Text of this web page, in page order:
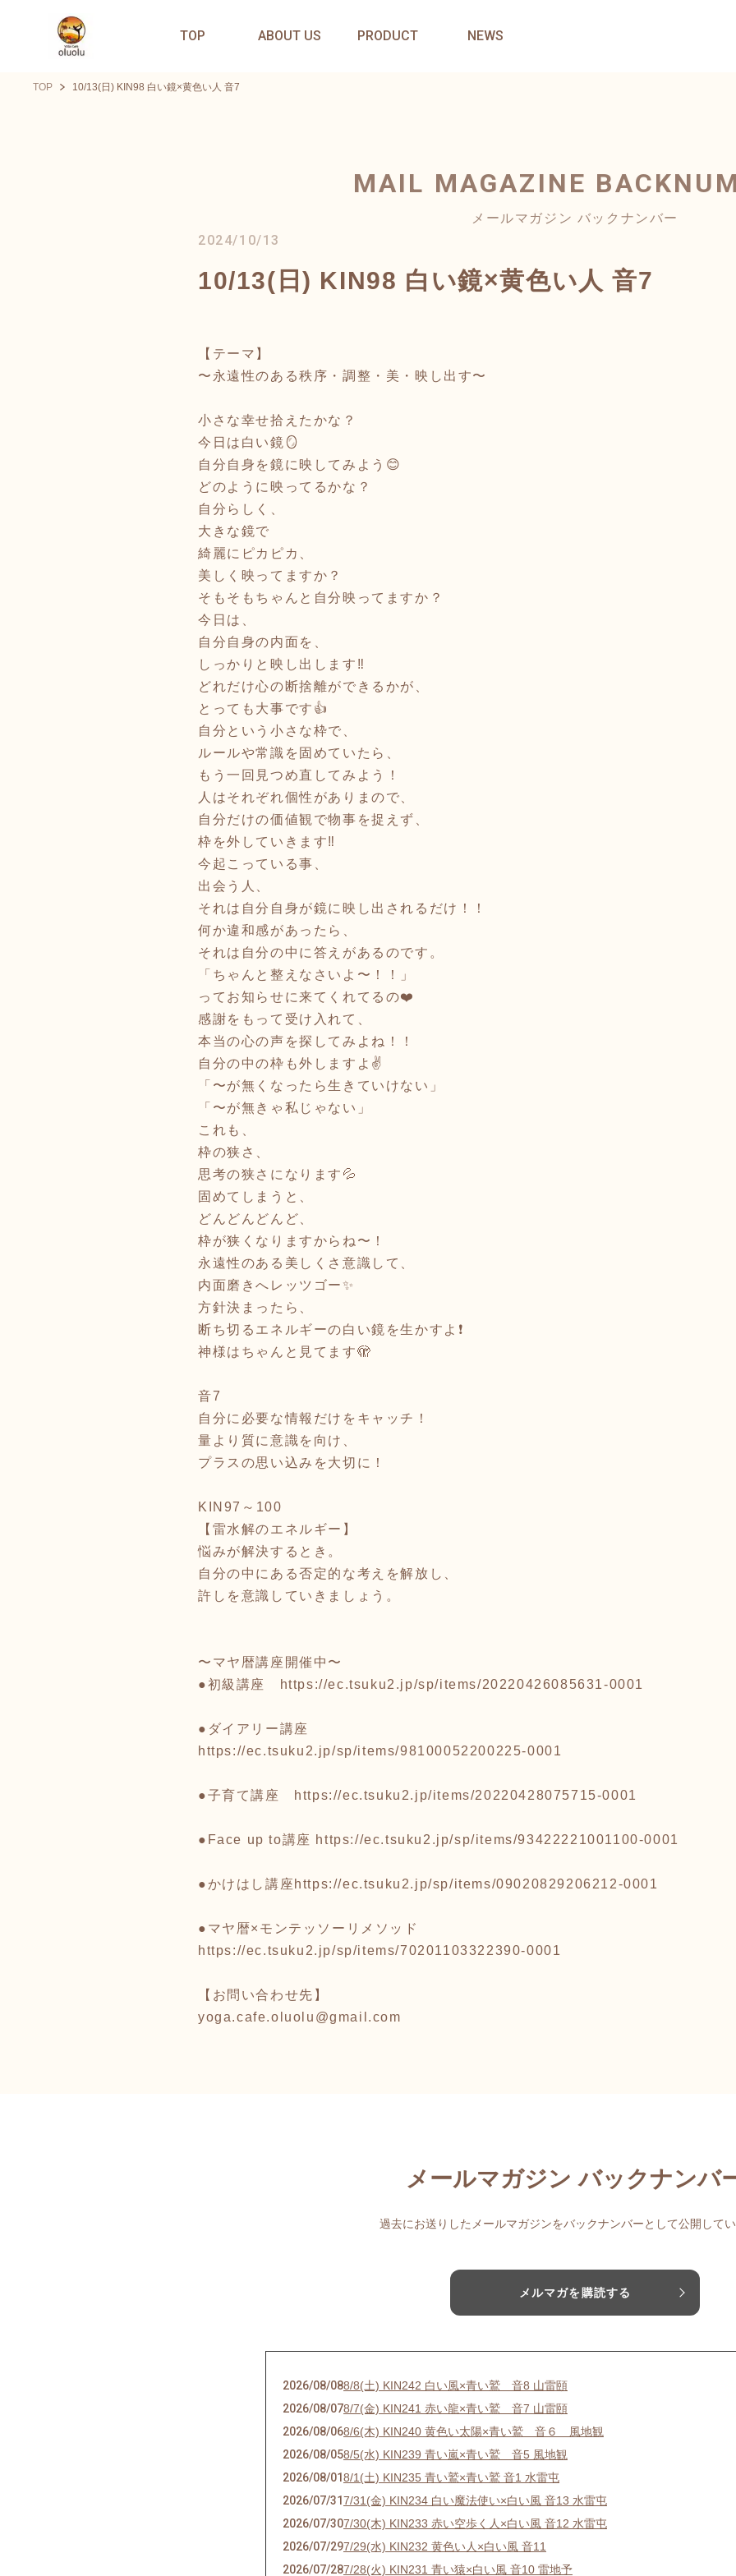
TOP ABOUT US PRODUCT NEWS
TOP 10/13(日) KIN98 白い鏡×黄色い人 音7
MAIL MAGAZINE
メールマガジン バックナンバー
2024/10/13
10/13(日) KIN98 白い鏡×黄色い人 音7
【テーマ】
〜永遠性のある秩序・調整・美・映し出す〜
小さな幸せ拾えたかな？
今日は白い鏡🪞
自分自身を鏡に映してみよう😊
どのように映ってるかな？
自分らしく、
大きな鏡で
綺麗にピカピカ、
美しく映ってますか？
そもそもちゃんと自分映ってますか？
今日は、
自分自身の内面を、
しっかりと映し出します‼️
どれだけ心の断捨離ができるかが、
とっても大事です👍
自分という小さな枠で、
ルールや常識を固めていたら、
もう一回見つめ直してみよう！
人はそれぞれ個性がありまので、
自分だけの価値観で物事を捉えず、
枠を外していきます‼️
今起こっている事、
出会う人、
それは自分自身が鏡に映し出されるだけ！！
何か違和感があったら、
それは自分の中に答えがあるのです。
「ちゃんと整えなさいよ〜！！」
ってお知らせに来てくれてるの❤️
感謝をもって受け入れて、
本当の心の声を探してみよね！！
自分の中の枠も外しますよ✌️
「〜が無くなったら生きていけない」
「〜が無きゃ私じゃない」
これも、
枠の狭さ、
思考の狭さになります💦
固めてしまうと、
どんどんどんど、
枠が狭くなりますからね〜！
永遠性のある美しくさ意識して、
内面磨きへレッツゴー✨
方針決まったら、
断ち切るエネルギーの白い鏡を生かすよ❗️
神様はちゃんと見てます🫣
音7
自分に必要な情報だけをキャッチ！
量より質に意識を向け、
プラスの思い込みを大切に！
KIN97～100
【雷水解のエネルギー】
悩みが解決するとき。
自分の中にある否定的な考えを解放し、
許しを意識していきましょう。
〜マヤ暦講座開催中〜
●初級講座
https://ec.tsuku2.jp/sp/items/20220426085631-0001
●ダイアリー講座
https://ec.tsuku2.jp/sp/items/98100052200225-0001
●子育て講座 https://ec.tsuku2.jp/items/20220428075715-0001
●Face up to講座 https://ec.tsuku2.jp/sp/items/93422221001100-0001
●かけはし講座 https://ec.tsuku2.jp/sp/items/09020829206212-0001
●マヤ暦×モンテッソーリメソッド
https://ec.tsuku2.jp/sp/items/70201103322390-0001
【お問い合わせ先】
yoga.cafe.oluolu@gmail.com
メールマガジン バックナンバ
過去にお送りしたメールマガジンをバックナンバーとして公開して
メルマガを購読する
2026/08/088/8(土) KIN242 白い風×青い鷲 音8 山雷頤
2026/08/078/7(金) KIN241 赤い龍×青い鷲 音7 山雷頤
2026/08/068/6(木) KIN240 黄色い太陽×青い鷲 音６ 風地観
2026/08/058/5(水) KIN239 青い嵐×青い鷲 音5 風地観
2026/08/018/1(土) KIN235 青い鷲×青い鷲 音1 水雷屯
2026/07/317/31(金) KIN234 白い魔法使い×白い風 音13 水雷屯
2026/07/307/30(木) KIN233 赤い空歩く人×白い風 音12 水雷屯
2026/07/297/29(水) KIN232 黄色い人×白い風 音11
2026/07/287/28(火) KIN231 青い猿×白い風 音10 雷地予